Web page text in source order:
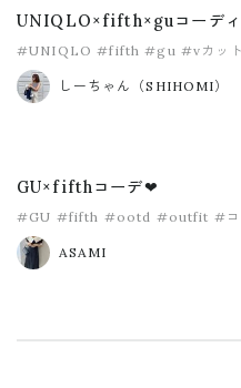
UNIQLO×fifth×guコーディ
#UNIQLO #fifth #gu #vカッ
#ダブルフェイスプルオーバー
しーちゃん（SHIHOMI）
GU×fifthコーデ❤
#GU #fifth #ootd #outfit #コ
#ストラップポインテッドパンプス
ASAMI